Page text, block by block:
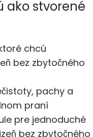
ako stvorené
chcú
bez zbytočného
pachy a
praní
pre jednoduché
bez zbytočného